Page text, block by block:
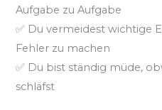
Aufgabe zu Aufgabe
✅ Du vermeidest wichtige
Fehler zu machen
✅ Du bist ständig müde,
schläfst